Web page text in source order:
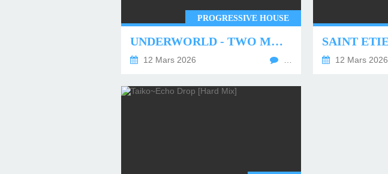
PROGRESSIVE HOUSE
UNDERWORLD - TWO MONTHS OFF (TIM GREEN REMIX)
12 Mars 2026 12 Mars 2026